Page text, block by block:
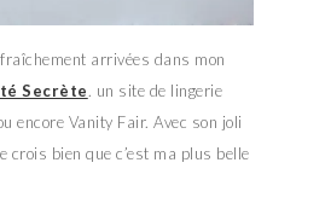
arrivées dans mon
Secrète. un site de lingerie
encore Vanity Fair. Avec son joli
crois bien que c’est ma plus belle